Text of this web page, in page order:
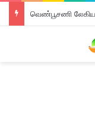
வெண்பூசணி